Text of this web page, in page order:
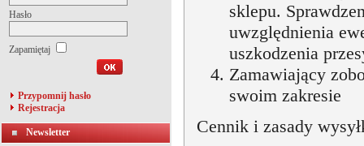
Hasło
Zapamiętaj
Przypomnij hasło
Rejestracja
Newsletter
sklepu.
uwzględnienia
uszkodzenia
Zamawiający
swoim zakresie
Cennik i zasady